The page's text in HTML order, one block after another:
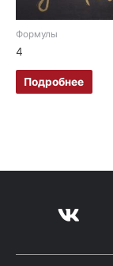
Формулы
4
Подробнее